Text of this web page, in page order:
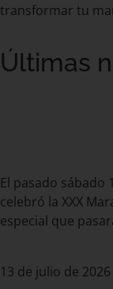
transformar tu
Últimas
El pasado sábado
celebró la XXX
especial que
13 de julio de 2026